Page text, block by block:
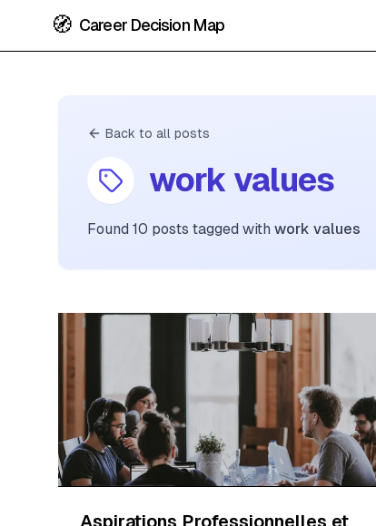
🧭 Career Decision Map
Back to all posts
work values
Found 10 posts tagged with work values
Aspirations Professionnelles et